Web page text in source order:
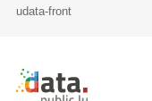
udata-front
Retour à l'accueil